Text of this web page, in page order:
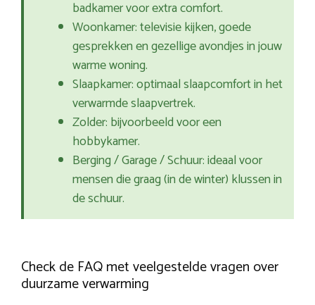
badkamer voor extra comfort.
Woonkamer: televisie kijken, goede
gesprekken en gezellige avondjes in jouw
warme woning.
Slaapkamer: optimaal slaapcomfort in het
verwarmde slaapvertrek.
Zolder: bijvoorbeeld voor een
hobbykamer.
Berging / Garage / Schuur: ideaal voor
mensen die graag (in de winter) klussen in
de schuur.
Check de FAQ met veelgestelde vragen over
duurzame verwarming